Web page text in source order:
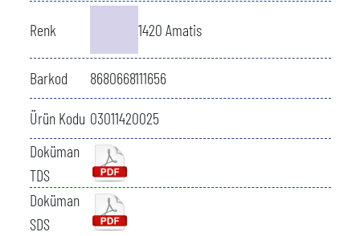
Renk 1420 Amatis
Barkod 8680668111656
Ürün Kodu 03011420025
Doküman
TDS
Doküman
SDS